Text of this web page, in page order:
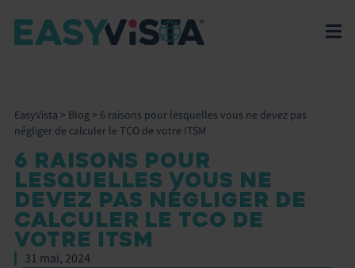
EasyVista > Blog> 6 raisons pour lesquelles vous ne devez pas
négliger de calculer le TCO de votre ITSM
6 RAISONS POUR
LESQUELLES VOUS NE
DEVEZ PAS NÉGLIGER DE
CALCULER LE TCO DE
VOTRE ITSM
31 mai, 2024